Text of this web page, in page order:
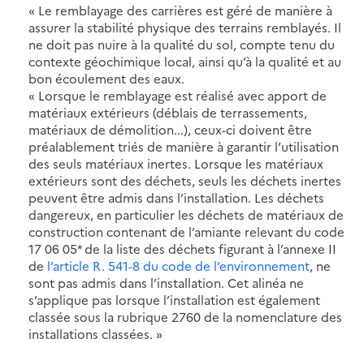
« Le remblayage des carrières est géré de manière à
assurer la stabilité physique des terrains remblayés. Il
ne doit pas nuire à la qualité du sol, compte tenu du
contexte géochimique local, ainsi qu’à la qualité et au
bon écoulement des eaux.
« Lorsque le remblayage est réalisé avec apport de
matériaux extérieurs (déblais de terrassements,
matériaux de démolition...), ceux-ci doivent être
préalablement triés de manière à garantir l’utilisation
des seuls matériaux inertes. Lorsque les matériaux
extérieurs sont des déchets, seuls les déchets inertes
peuvent être admis dans l’installation. Les déchets
dangereux, en particulier les déchets de matériaux de
construction contenant de l’amiante relevant du code
17 06 05* de la liste des déchets figurant à l’annexe II
de l’article R. 541-8 du code de l’environnement, ne
sont pas admis dans l’installation. Cet alinéa ne
s’applique pas lorsque l’installation est également
classée sous la rubrique 2760 de la nomenclature des
installations classées. »